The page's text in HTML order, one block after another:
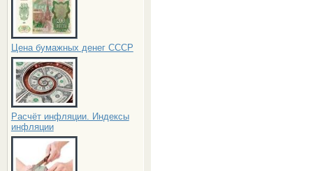
Цена бумажных денег СССР
Расчёт инфляции. Индексы
инфляции